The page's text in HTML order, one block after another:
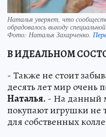
Наталья уверяет, что
обрадовалось выходу
Фото: Наталья Захарченко.
В ИДЕАЛЬНОМ
- Также не стоит
десять лет мир очень
Наталья. - На данный
покупают игрушки не
для собственных